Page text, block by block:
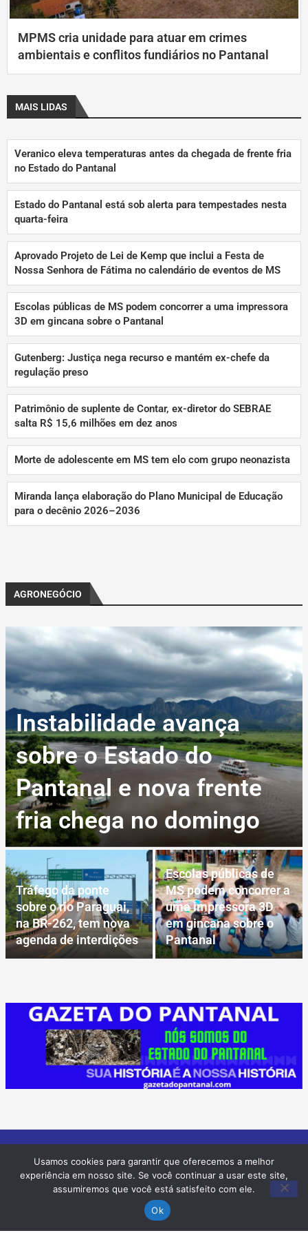
MPMS cria unidade para atuar em crimes
ambientais e conflitos fundiários no Pantanal
MAIS LIDAS
Veranico eleva temperaturas antes da chegada de frente fria
no Estado do Pantanal
Estado do Pantanal está sob alerta para tempestades nesta
quarta-feira
Aprovado Projeto de Lei de Kemp que inclui a Festa de
Nossa Senhora de Fátima no calendário de eventos de MS
Escolas públicas de MS podem concorrer a uma impressora
3D em gincana sobre o Pantanal
Gutenberg: Justiça nega recurso e mantém ex-chefe da
regulação preso
Patrimônio de suplente de Contar, ex-diretor do SEBRAE
salta R$ 15,6 milhões em dez anos
Morte de adolescente em MS tem elo com grupo neonazista
Miranda lança elaboração do Plano Municipal de Educação
para o decênio 2026–2036
AGRONEGÓCIO
Instabilidade avança
sobre o Estado do
Pantanal e nova frente
fria chega no domingo
Tráfego da ponte
sobre o rio Paraguai,
na BR-262, tem nova
agenda de interdições
Escolas públicas de
MS podem concorrer a
uma impressora 3D
em gincana sobre o
Pantanal
Usamos cookies para garantir que oferecemos a melhor
experiência em nosso site. Se você continuar a usar este site,
assumiremos que você está satisfeito com ele.
Ok